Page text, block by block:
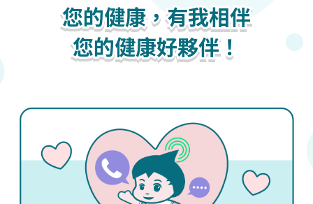
您的健康，有我相伴
您的健康好夥伴！
您的健康，有我相伴
您的健康好夥伴！
您的健康，有我相伴
您的健康好夥伴！